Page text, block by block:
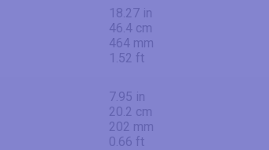
18.27 in
46.4 cm
464 mm
1.52 ft
7.95 in
20.2 cm
202 mm
0.66 ft